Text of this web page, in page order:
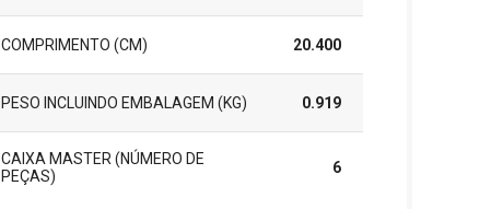
COMPRIMENTO (CM) 20.400
PESO INCLUINDO EMBALAGEM (KG) 0.919
CAIXA MASTER (NÚMERO DE
PEÇAS)
6